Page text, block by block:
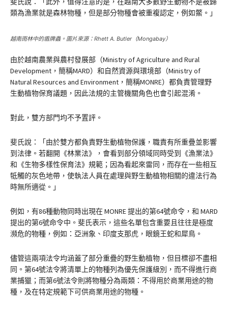
類為漁業就是森林物種，但是部分物種會被重複認定，例如鱉。」
越南雨林中的盾牌蟲。圖片來源：Rhett A. Butler（Mongabay）
由於越南農業與農村發展部（Ministry of Agriculture and Rural
Development，簡稱MARD）和自然資源與環境部（Ministry of
Natural Resources and Environment，簡稱MONRE）都負責管理野
生動植物保育議題，因此法規的主管機關角色也會引起混淆。
對此，雙方部門均不予置評。
斐氏說：「由於雙方都負責野生動植物保護，職責有所重疊並影響
到法律。若翻開《林業法》，會看到部分領域同時受到《漁業法》
和《生物多樣性保育法》規範；因為看起來雷同，而存在一些相互
牴觸的灰色地帶，使執法人員在處理與野生動植物相關的違法行為
時無所適從。」
例如，有86種動物同時出現在 MONRE 提出的第64號命令，和 MARD
提出的第6號命令中。斐氏表示，這些名單包含重要且往往是極度
瀕危的物種，例如：亞洲象、印度支那虎，眼鏡王蛇和犀鳥。
儘管這兩項法令均涵蓋了部分重疊的野生動植物，但目標卻不盡相
同。第64號法令將清單上的物種列為優先保護級別，而不得進行商
業捕獵；而第6號法令則將物種分為兩類：不得用於商業用途的物
種，及在特定規範下可供商業用途的物種。